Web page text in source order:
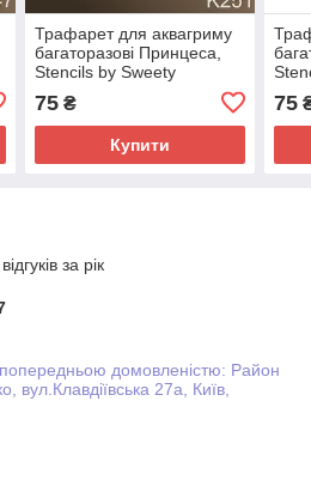
Трафарет для аквагриму
багаторазові Принцеса,
Stencils by Sweety
75₴
Купити
75
за рік
домовленістю: Район
вул.Клавдіївська 27а, Київ,